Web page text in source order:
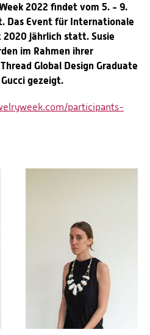
2022 findet vom 5. - 9.
Das Event für Internationale
jährlich statt. Susie
im Rahmen ihrer
Global Design Graduate
gezeigt.
participants-